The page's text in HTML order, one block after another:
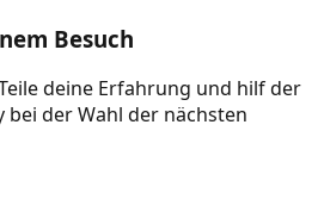
Besuch
deine Erfahrung und hilf der
bei der Wahl der nächsten